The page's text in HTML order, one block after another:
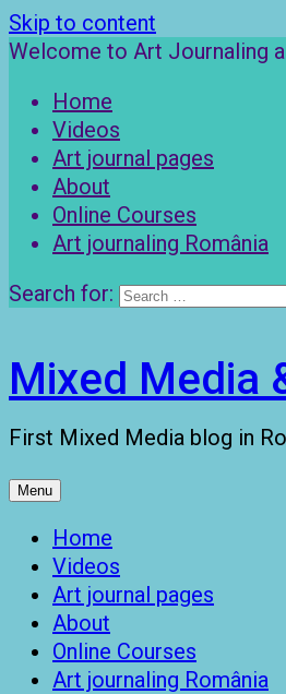
Skip to content
Welcome to Art Journaling
Home
Videos
Art journal pages
About
Online Courses
Art journaling România
Search for:
Mixed Media
First Mixed Media blog in
Menu
Home
Videos
Art journal pages
About
Online Courses
Art journaling România